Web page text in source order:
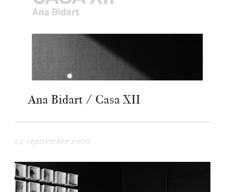
Ana Bidart / Casa XII
24 septiembre 2020